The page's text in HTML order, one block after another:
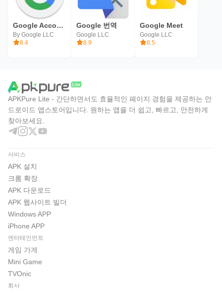
Google Account Manager
By Google LLC
8.4
Google 번역
Google LLC
8.9
Google Meet
Google LLC
8.5
APKPure Lite - 간단하면서도 효율적인 페이지 경험을 제공하는 안
드로이드 앱스토어입니다. 원하는 앱을 더 쉽고, 빠르고, 안전하게
찾아보세요.
서비스
APK 설치
크롬 확장
APK 다운로드
APK 웹사이트 빌더
Windows APP
iPhone APP
엔터테인먼트
게임 가게
Mini Game
TVOnic
회사